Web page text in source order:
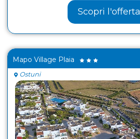
Scopri l'offerta
Mapo Village Plaia
Ostuni